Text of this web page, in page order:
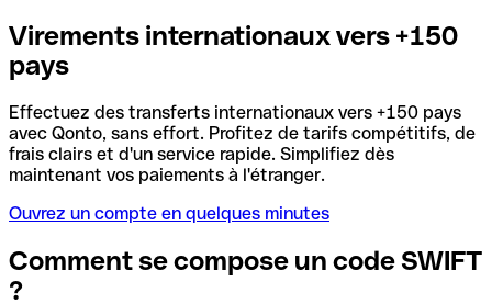
Virements internationaux vers +150
pays
Effectuez des transferts internationaux vers +150 pays
avec Qonto, sans effort. Profitez de tarifs compétitifs, de
frais clairs et d'un service rapide. Simplifiez dès
maintenant vos paiements à l'étranger.
Ouvrez un compte en quelques minutes
Comment se compose un code SWIFT
?